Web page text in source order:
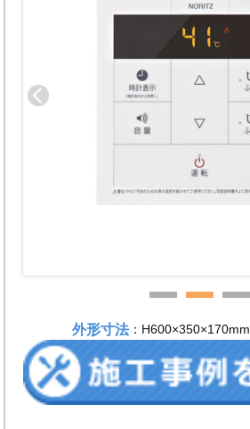
外形寸法：H600×350×170mm